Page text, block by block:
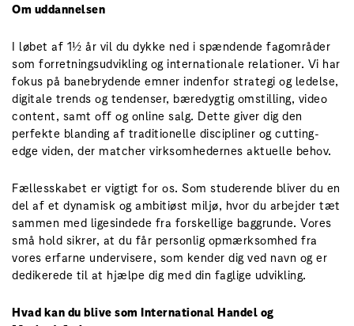
Om uddannelsen
I løbet af 1½ år vil du dykke ned i spændende fagområder
som forretningsudvikling og internationale relationer. Vi har
fokus på banebrydende emner indenfor strategi og ledelse,
digitale trends og tendenser, bæredygtig omstilling, video
content, samt off og online salg. Dette giver dig den
perfekte blanding af traditionelle discipliner og cutting-
edge viden, der matcher virksomhedernes aktuelle behov.
Fællesskabet er vigtigt for os. Som studerende bliver du en
del af et dynamisk og ambitiøst miljø, hvor du arbejder tæt
sammen med ligesindede fra forskellige baggrunde. Vores
små hold sikrer, at du får personlig opmærksomhed fra
vores erfarne undervisere, som kender dig ved navn og er
dedikerede til at hjælpe dig med din faglige udvikling.
Hvad kan du blive som International Handel og